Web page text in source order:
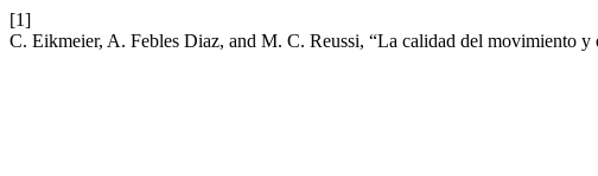
[1]
C. Eikmeier, A. Febles Diaz, and M. C. Reussi, “La calidad del movimiento